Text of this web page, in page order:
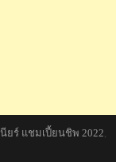
ยร์ แชมเปี้ยนชิพ 2022,